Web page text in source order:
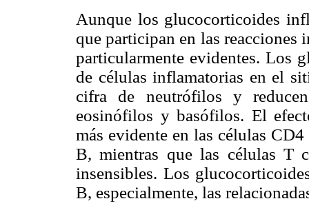
Aunque los glucocorticoides
que participan en las reacciones
particularmente evidentes. Los
de células inflamatorias en el
cifra de neutrófilos y
eosinófilos y basófilos. El
más evidente en las células
B, mientras que las células T
insensibles. Los
B, especialmente, las